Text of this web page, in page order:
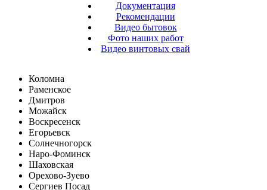
Документация
Рекомендации
Видео бытовок
Фото наших работ
Видео винтовых свай
Коломна
Раменское
Дмитров
Можайск
Воскресенск
Егорьевск
Солнечногорск
Наро-Фоминск
Шаховская
Орехово-Зуево
Сергиев Посад